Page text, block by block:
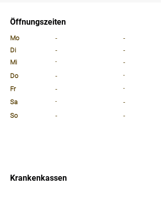
Öffnungszeiten
Mo
-
-
Di
-
-
Mi
-
-
Do
- -
Fr - -
Sa -
-
So
-
-
Krankenkassen